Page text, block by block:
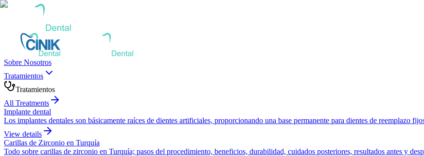
Sobre Nosotros
Tratamientos
Tratamientos
All Treatments
Implante dental
Los implantes dentales son básicamente raíces de dientes artificiales, proporcionando una base permanente para dientes de reemplazo
View details
Carillas de Zirconio en Turquía
Todo sobre carillas de zirconio en Turquía; pasos del procedimiento, beneficios, durabilidad, cuidados posteriores, resultados antes y